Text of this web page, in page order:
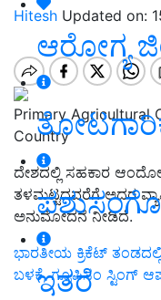
ಆರೋಗ್ಯ
ಇತರೆ
Hitesh Updated on:
Primary Agricultural
Country
ದೇಶದಲ್ಲಿ ಸಹಕಾರ
ತಳಮಟ್ಟದವರೆಗೆ ಅದರ
ಅನುಮೋದನೆ ನೀಡಿದೆ.
ಭಾರತೀಯ ಕ್ರಿಕೆಟ್‌
ಬಳಕೆ, ಗ್ರೂಪಿಸಂ ಸ್ಟಿಂಗ್‌